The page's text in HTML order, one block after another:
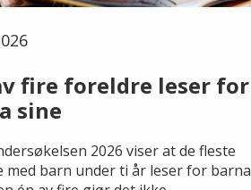
fire foreldre leser for
sine
2026 viser at de fleste
med barn under ti år leser for barna